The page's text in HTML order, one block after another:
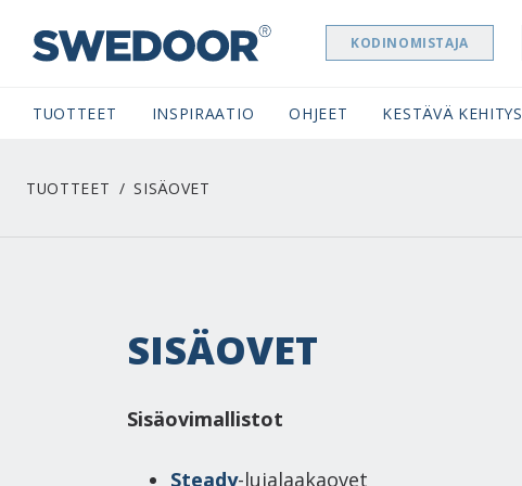
SWEDOOR NAVIGATION KODINOMISTAJA
TUOTTEET INSPIRAATIO OHJEET KESTÄVÄ KEHITYS
TUOTTEET SISÄOVET
SISÄOVET
Sisäovimallistot
Steady-lujalaakaovet